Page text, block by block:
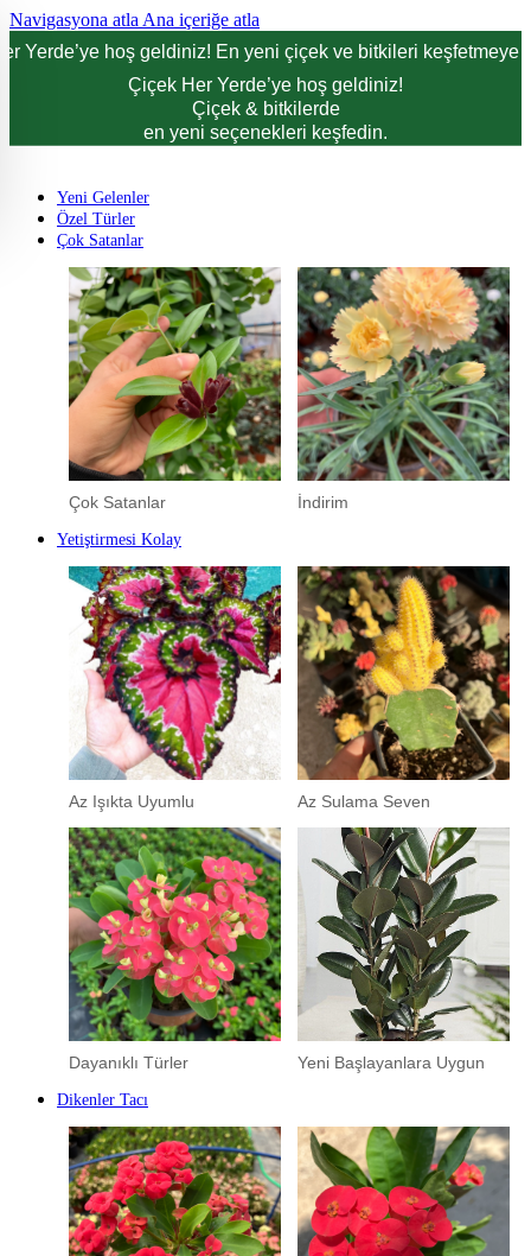
Navigasyona atla Ana içeriğe atla
Yerde’ye hoş geldiniz! En yeni çiçek ve bitkileri keşfetmeye
Çiçek Her Yerde’ye hoş geldiniz!
Çiçek & bitkilerde
en yeni seçenekleri keşfedin.
Yeni Gelenler
Özel Türler
Çok Satanlar
Çok Satanlar İndirim
Yetiştirmesi Kolay
Az Işıkta Uyumlu Az Sulama Seven
Dayanıklı Türler Yeni Başlayanlara Uygun
Dikenler Tacı